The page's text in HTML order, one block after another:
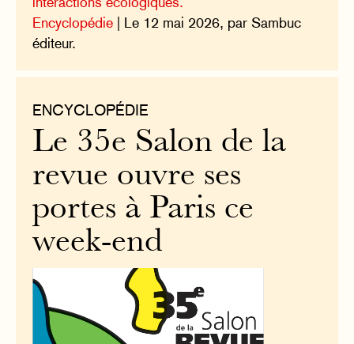
Encyclopédie | Le 12 mai 2026, par Sambuc
éditeur.
ENCYCLOPÉDIE
Le 35e Salon de la
revue ouvre ses
portes à Paris ce
week-end